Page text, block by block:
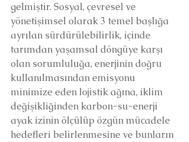
gelmiştir. Sosyal, çevresel ve
yönetişimsel olarak 3 temel başlığa
ayrılan sürdürülebilirlik, içinde
tarımdan yaşamsal döngüye karşı
olan sorumluluğa, enerjinin doğru
kullanılmasından emisyonu
minimize eden lojistik ağına, iklim
değişikliğinden karbon-su-enerji
ayak izinin ölçülüp özgün mücadele
hedefleri belirlenmesine ve bunların